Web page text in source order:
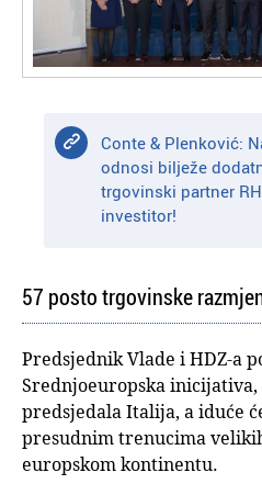
Conte & Plenković:
odnosi bilježe
trgovinski partner
investitor!
57 posto trgovinske
Predsjednik Vlade i HDZ-a
Srednjoeuropska inicijativa,
predsjedala Italija, a iduće
presudnim trenucima
europskom kontinentu.